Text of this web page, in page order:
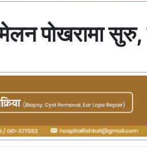
पोखरामा सुरु,